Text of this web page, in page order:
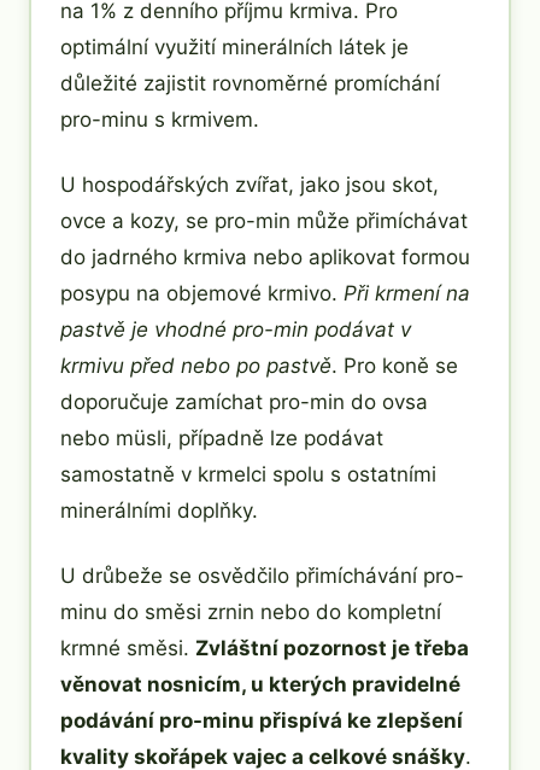
na 1% z denního příjmu krmiva. Pro
optimální využití minerálních látek je
důležité zajistit rovnoměrné promíchání
pro-minu s krmivem.
U hospodářských zvířat, jako jsou skot,
ovce a kozy, se pro-min může přimíchávat
do jadrného krmiva nebo aplikovat formou
posypu na objemové krmivo. Při krmení na
pastvě je vhodné pro-min podávat v
krmivu před nebo po pastvě. Pro koně se
doporučuje zamíchat pro-min do ovsa
nebo müsli, případně lze podávat
samostatně v krmelci spolu s ostatními
minerálními doplňky.
U drůbeže se osvědčilo přimíchávání pro-
minu do směsi zrnin nebo do kompletní
krmné směsi. Zvláštní pozornost je třeba
věnovat nosnicím, u kterých pravidelné
podávání pro-minu přispívá ke zlepšení
kvality skořápek vajec a celkové snášky.